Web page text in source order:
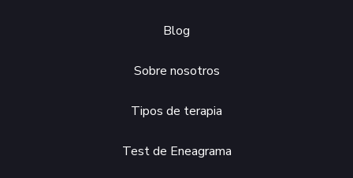
Blog
Sobre nosotros
Tipos de terapia
Test de Eneagrama